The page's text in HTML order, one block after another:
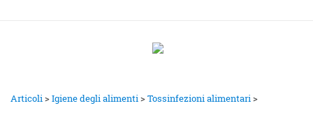
Articoli>Igiene degli alimenti>Tossinfezioni alimentari>